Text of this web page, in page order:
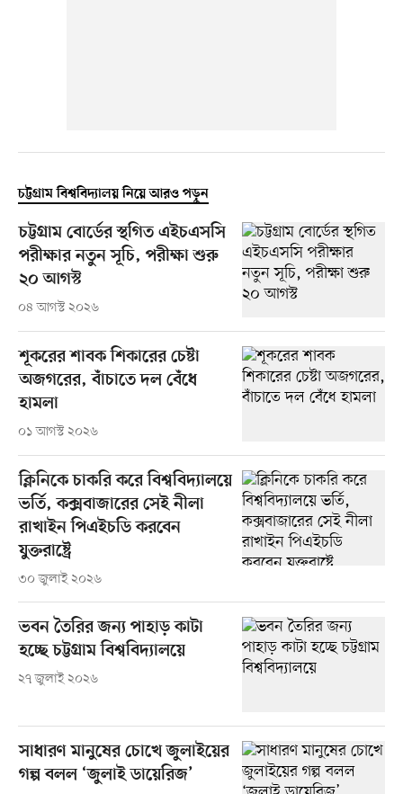
চট্টগ্রাম বিশ্ববিদ্যালয় নিয়ে আরও পড়ুন
চট্টগ্রাম বোর্ডের স্থগিত এইচএসসি
পরীক্ষার নতুন সূচি, পরীক্ষা শুরু
২০ আগস্ট
০৪ আগস্ট ২০২৬
শূকরের শাবক শিকারের চেষ্টা
অজগরের, বাঁচাতে দল বেঁধে
হামলা
০১ আগস্ট ২০২৬
ক্লিনিকে চাকরি করে বিশ্ববিদ্যালয়ে
ভর্তি, কক্সবাজারের সেই নীলা
রাখাইন পিএইচডি করবেন
যুক্তরাষ্ট্রে
৩০ জুলাই ২০২৬
ভবন তৈরির জন্য পাহাড় কাটা
হচ্ছে চট্টগ্রাম বিশ্ববিদ্যালয়ে
২৭ জুলাই ২০২৬
সাধারণ মানুষের চোখে জুলাইয়ের
গল্প বলল ‘জুলাই ডায়েরিজ’